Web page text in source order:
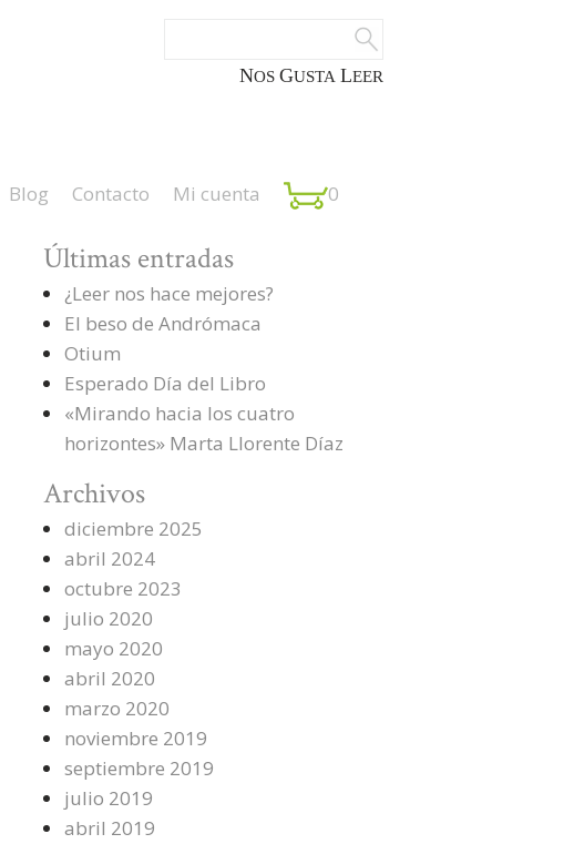
NOS GUSTA LEER
Blog Contacto Mi cuenta 0
Últimas entradas
¿Leer nos hace mejores?
El beso de Andrómaca
Otium
Esperado Día del Libro
«Mirando hacia los cuatro
horizontes» Marta Llorente Díaz
Archivos
diciembre 2025
abril 2024
octubre 2023
julio 2020
mayo 2020
abril 2020
marzo 2020
noviembre 2019
septiembre 2019
julio 2019
abril 2019